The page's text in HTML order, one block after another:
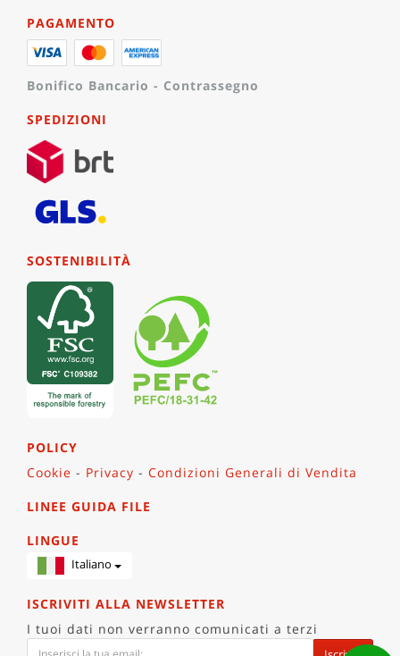
PAGAMENTO
Bonifico Bancario - Contrassegno
SPEDIZIONI
SOSTENIBILITÀ
POLICY
Cookie - Privacy - Condizioni Generali di Vendita
LINEE GUIDA FILE
LINGUE
Italiano
ISCRIVITI ALLA NEWSLETTER
I tuoi dati non verranno comunicati a terzi